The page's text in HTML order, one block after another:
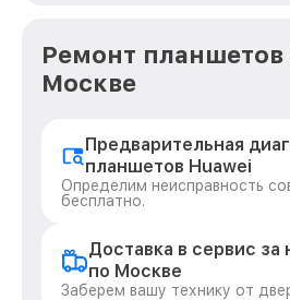
Ремонт планшетов
Москве
Предварительная
планшетов Huawei
Определим неисправность
бесплатно.
Доставка в сервис за
по Москве
Заберем вашу технику от